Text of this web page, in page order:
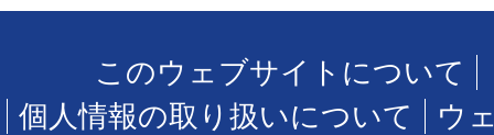
このウェブサイトについて
個人情報の取り扱いについて
ウ